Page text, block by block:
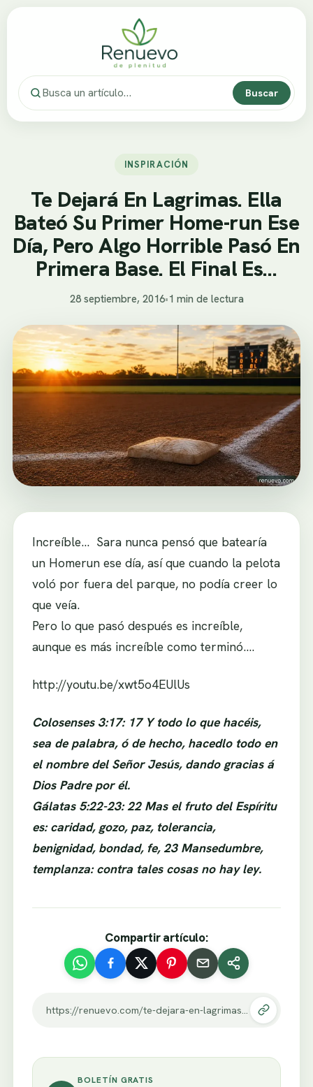
Buscar
INSPIRACIÓN
Te Dejará En Lagrimas. Ella
Bateó Su Primer Home-run Ese
Día, Pero Algo Horrible Pasó En
Primera Base. El Final Es…
28 septiembre, 2016•1 min de lectura
Increíble… Sara nunca pensó que batearía
un Homerun ese día, así que cuando la pelota
voló por fuera del parque, no podía creer lo
que veía.
Pero lo que pasó después es increíble,
aunque es más increíble como terminó….
http://youtu.be/xwt5o4EUlUs
Colosenses 3:17: 17 Y todo lo que hacéis,
sea de palabra, ó de hecho, hacedlo todo en
el nombre del Señor Jesús, dando gracias á
Dios Padre por él.
Gálatas 5:22-23: 22 Mas el fruto del Espíritu
es: caridad, gozo, paz, tolerancia,
benignidad, bondad, fe, 23 Mansedumbre,
templanza: contra tales cosas no hay ley.
Compartir artículo:
https://renuevo.com/te-dejara-en-lagrimas-ella-bateo-su-primer-home-run-ese-dia-pero-algo-horrible-paso-en-primera-base-el-final-es.html
BOLETÍN GRATIS